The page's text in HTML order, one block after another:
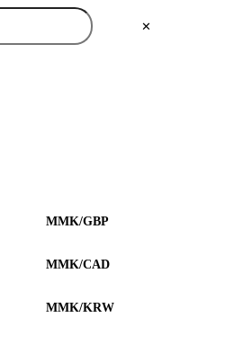
✕
MMK/GBP
MMK/CAD
MMK/KRW